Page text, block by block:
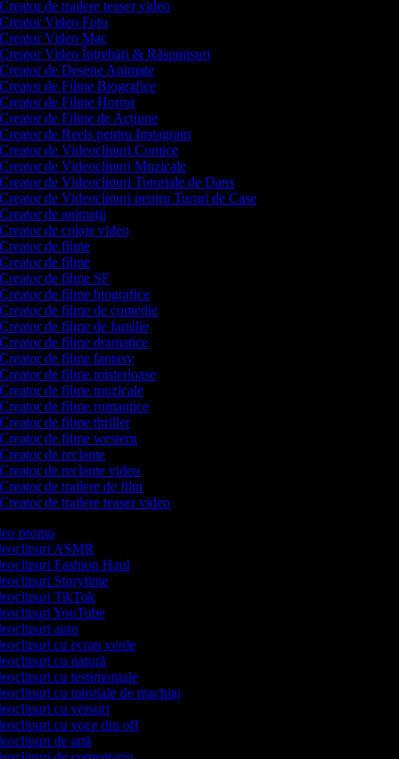
de trailere teaser video
Video Foto
Video Mac
Video Întrebări & Răspunsuri
de Desene Animate
de Filme Biografice
de Filme Horror
de Filme de Acțiune
de Reels pentru Instagram
de Videoclipuri Comice
de Videoclipuri Muzicale
de Videoclipuri Tutoriale de Dans
de Videoclipuri pentru Tururi de Case
de animații
de colaje video
de filme
de filme
de filme SF
de filme biografice
de filme de comedie
de filme de familie
de filme dramatice
de filme fantasy
de filme misterioase
de filme muzicale
de filme romantice
de filme thriller
de filme western
de reclame
de reclame video
de trailere de film
de trailere teaser video
promo
ASMR
Fashion Haul
Storytime
TikTok
YouTube
auto
cu ecran verde
cu natură
cu testimoniale
cu tutoriale de machiaj
cu versuri
cu voce din off
de artă